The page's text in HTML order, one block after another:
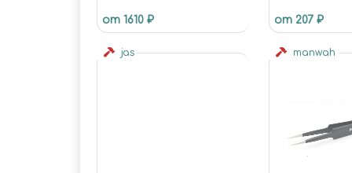
от 1610 ₽ от 207 ₽
jas manwah